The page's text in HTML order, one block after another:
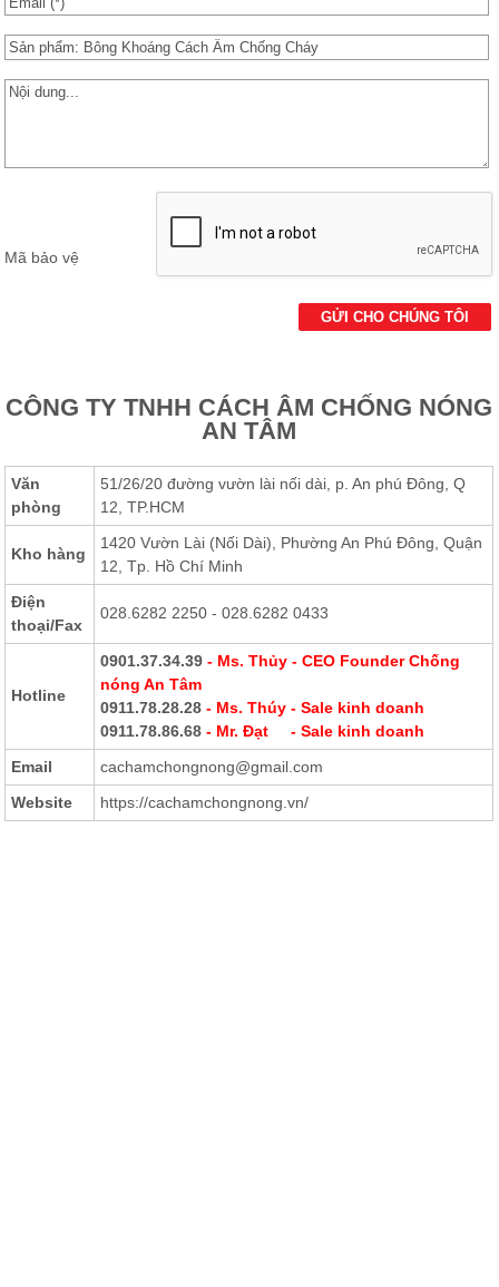
Các Loại Cửa
Ốc Vít
Cuộn Inox
Vật liệu Bảo Ôn | Cách Âm Chống Nóng An Tâm
Tấm lấy Sáng polycarbonate
Mã bảo vệ
CÔNG TY TNHH CÁCH ÂM CHỐNG NÓNG
AN TÂM
Văn
phòng
51/26/20 đường vườn lài nối dài, p. An phú Đông, Q
12, TP.HCM
Kho hàng
1420 Vườn Lài (Nối Dài), Phường An Phú Đông, Quận
12, Tp. Hồ Chí Minh
Điện
thoại/Fax
028.6282 2250 - 028.6282 0433
Hotline
0901.37.34.39 - Ms. Thủy - CEO Founder Chống
nóng An Tâm
0911.78.28.28 - Ms. Thúy - Sale kinh doanh
0911.78.86.68 - Mr. Đạt - Sale kinh doanh
Email
cachamchongnong@gmail.com
Website
https://cachamchongnong.vn/